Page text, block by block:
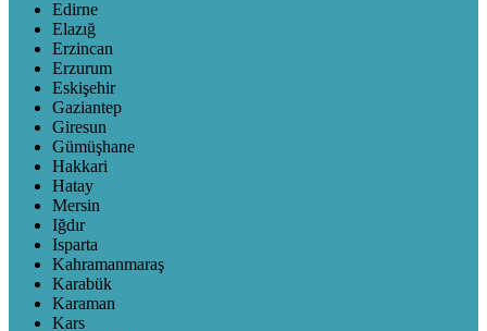
Edirne
Elazığ
Erzincan
Erzurum
Eskişehir
Gaziantep
Giresun
Gümüşhane
Hakkari
Hatay
Mersin
Iğdır
Isparta
Kahramanmaraş
Karabük
Karaman
Kars